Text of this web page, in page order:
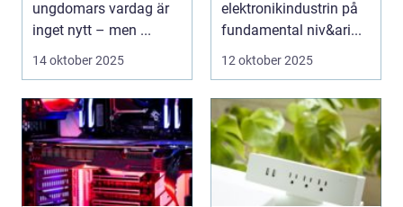
ungdomars vardag är
inget nytt – men ...
14 oktober 2025
elektronikindustrin på
fundamental niv&ari...
12 oktober 2025